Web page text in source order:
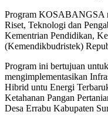
Program KOSABANGSA
Riset, Teknologi dan
Kementrian Pendidikan,
(Kemendikbudristek)
Program ini bertujuan
mengimplementasikan
Hibrid untu Energi
Ketahanan Pangan
Desa Errabu Kabupaten